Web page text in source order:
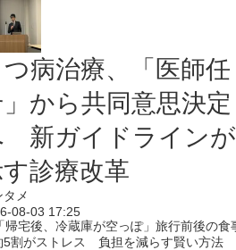
病治療、「医師任
から共同意思決定
新ガイドラインが
診療改革
タメ
08-03 17:25